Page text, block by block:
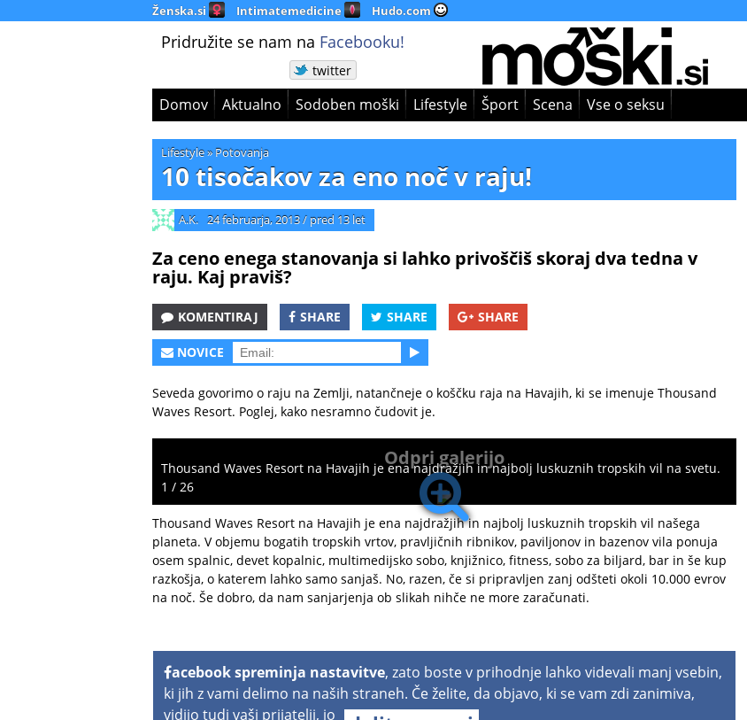
Ženska.si Intimatemedicine Hudo.com
Pridružite se nam na Facebooku!
twitter
Domov Aktualno Sodoben moški Lifestyle Šport Scena Vse o seksu
Lifestyle» Potovanja
10 tisočakov za eno noč v raju!
A.K. 24 februarja, 2013/ pred 13 let
Za ceno enega stanovanja si lahko privoščiš skoraj dva tedna v
raju. Kaj praviš?
KOMENTIRAJ SHARE SHARE SHARE
NOVICE
Seveda govorimo o raju na Zemlji, natančneje o koščku raja na Havajih, ki se imenuje Thousand
Waves Resort. Poglej, kako nesramno čudovit je.
Odpri galerijo
Thousand Waves Resort na Havajih je ena najdražjih in najbolj luskuznih tropskih vil na svetu.
1 / 26
Thousand Waves Resort na Havajih je ena najdražjih in najbolj luskuznih tropskih vil našega
planeta. V objemu bogatih tropskih vrtov, pravljičnih ribnikov, paviljonov in bazenov vila ponuja
osem spalnic, devet kopalnic, multimedijsko sobo, knjižnico, fitness, sobo za biljard, bar in še kup
razkošja, o katerem lahko samo sanjaš. No, razen, če si pripravljen zanj odšteti okoli 10.000 evrov
na noč. Še dobro, da nam sanjarjenja ob slikah nihče ne more zaračunati.
acebook spreminja nastavitve, zato boste v prihodnje lahko videvali manj vsebin,
ki jih z vami delimo na naših straneh. Če želite, da objavo, ki se vam zdi zanimiva,
vidijo tudi vaši prijatelji, jo